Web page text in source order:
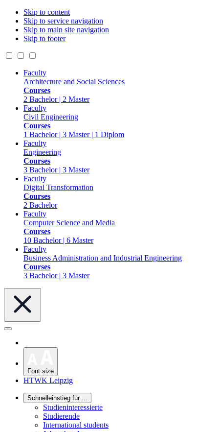
Skip to content
Skip to service navigation
Skip to main site navigation
Skip to footer
Faculty
Architecture and Social Sciences
Courses
2 Bachelor | 2 Master
Faculty
Civil Engineering
Courses
1 Bachelor | 3 Master | 1 Diplom
Faculty
Engineering
Courses
3 Bachelor | 3 Master
Faculty
Digital Transformation
Courses
2 Bachelor
Faculty
Computer Science and Media
Courses
10 Bachelor | 6 Master
Faculty
Business Administration and Industrial Engineering
Courses
3 Bachelor | 3 Master
Font size
HTWK Leipzig
Schnelleinstieg für ...
Studieninteressierte
Studierende
International students